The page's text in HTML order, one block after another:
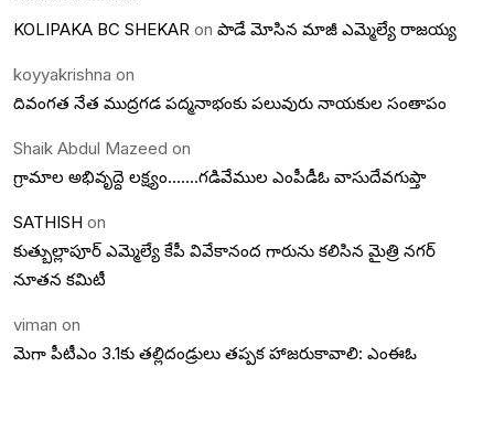
KOLIPAKA BC SHEKAR on పాడే మోసిన మాజీ ఎమ్మెల్యే రాజయ్య
koyyakrishna on
దివంగత నేత ముద్రగడ పద్మనాభంకు పలువురు నాయకుల సంతాపం
Shaik Abdul Mazeed on
గ్రామాల అభివృద్దె లక్ష్యం…….గడివేముల ఎంపీడీఓ వాసుదేవగుప్తా
SATHISH on
కుత్బుల్లాపూర్ ఎమ్మెల్యే కేపీ వివేకానంద గారును కలిసిన మైత్రి నగర్
నూతన కమిటీ
viman on
మెగా పీటీఎం 3.1కు తల్లిదండ్రులు తప్పక హాజరుకావాలి: ఎంఈఓ